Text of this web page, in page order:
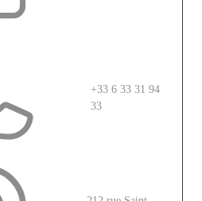
+33 6 33 31 94
33